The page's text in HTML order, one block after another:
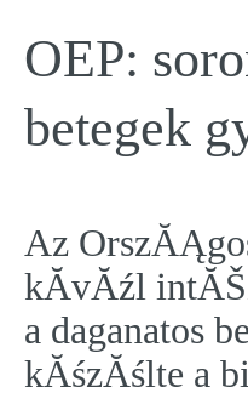
OEP:
betegek
Az
kĂ­vĂźl
a daganatos
kĂśzĂślte a